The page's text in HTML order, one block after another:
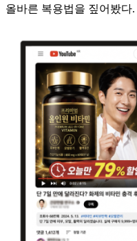
올바른 복용법을 짚어봤다.